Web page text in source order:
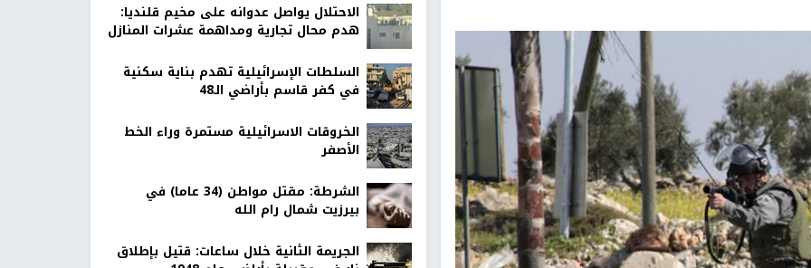
الاحتلال يواصل عدوانه على مخيم قلنديا:
هدم محال تجارية ومداهمة عشرات المنازل
السلطات الإسرائيلية تهدم بناية سكنية
في كفر قاسم بأراضي الـ48
الخروقات الاسرائيلية مستمرة وراء الخط
الأصفر
الشرطة: مقتل مواطن (34 عاما) في
بيرزيت شمال رام الله
الجريمة الثانية خلال ساعات: قتيل بإطلاق